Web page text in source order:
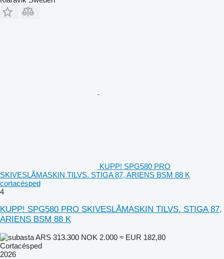
KUPP! SPG580 PRO
SKIVESLÅMASKIN TILVS. STIGA 87, ARIENS BSM 88 K
cortacésped
4
KUPP! SPG580 PRO SKIVESLÅMASKIN TILVS. STIGA 87,
ARIENS BSM 88 K
ARS 313.300 NOK 2.000 ≈ EUR 182,80
Cortacésped
2026